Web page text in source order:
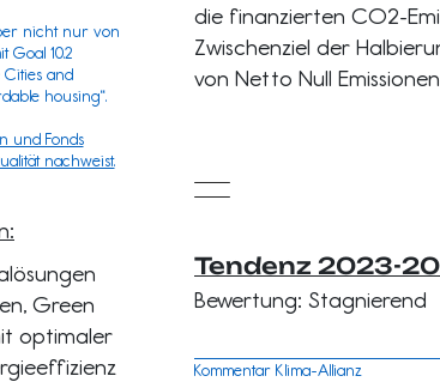
nicht nur von
Goal 10.2
Cities and
housing“.
und Fonds
nachweist.
:
Green
optimaler
die finanzierten CO2-
Zwischenziel der
von Netto Null
Tendenz 2023-
Bewertung: Stagnierend
Kommentar Klima-Allianz